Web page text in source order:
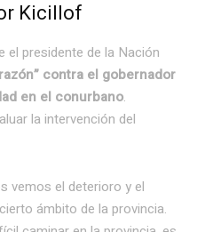
Kicillof
el presidente de la Nación
contra el gobernador
en el conurbano.
la intervención del
vemos el deterioro y el
ámbito de la provincia.